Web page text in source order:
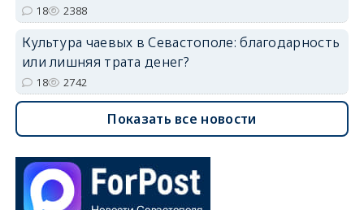
18 2388
Культура чаевых в Севастополе: благодарность
или лишняя трата денег?
18 2742
Показать все новости